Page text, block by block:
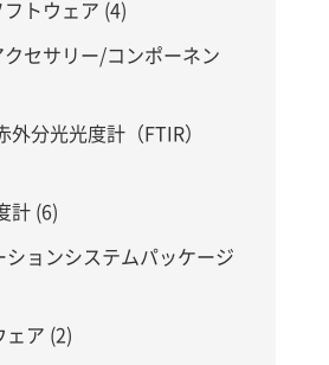
フトウェア (4)
クセサリー/コンポーネン
外分光光度計（FTIR）
計 (6)
ションシステムパッケージ
ェア (2)